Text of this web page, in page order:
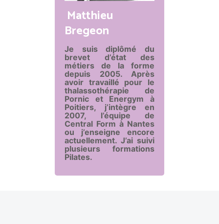
Matthieu
Bregeon
Je suis diplômé du
brevet d’état des
métiers de la forme
depuis 2005. Après
avoir travaillé pour le
thalassothérapie de
Pornic et Energym à
Poitiers, j’intègre en
2007, l’équipe de
Central Form à Nantes
ou j’enseigne encore
actuellement. J’ai suivi
plusieurs formations
Pilates.